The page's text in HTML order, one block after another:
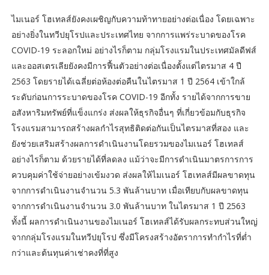
ไมเนอร์ โฮเทลส์ยังคงเผชิญกับความท้าทายอย่างต่อเนื่อง โดยเฉพาะ
อย่างยิ่งในทวีปยุโรปและประเทศไทย จากการแพร่ระบาดของโรค
COVID-19 ระลอกใหม่ อย่างไรก็ตาม กลุ่มโรงแรมในประเทศมัลดีฟส์
และออสเตรเลียยังคงมีการฟื้นตัวอย่างต่อเนื่องตั้งแต่ไตรมาส 4 ปี
2563 โดยรายได้เฉลี่ยต่อห้องต่อคืนในไตรมาส 1 ปี 2564 เข้าใกล้
ระดับก่อนการระบาดของโรค COVID-19 อีกทั้ง รายได้จากการขาย
อสังหาริมทรัพย์ที่แข็งแกร่ง ส่งผลให้ธุรกิจอื่นๆ ที่เกี่ยวข้อมกับธุรกิจ
โรงแรมสามารถสร้างผลกำไรสุทธิติดต่อกันเป็นไตรมาสที่สอง และ
ยังช่วยเสริมสร้างผลการดำเนินงานโดยรวมของไมเนอร์ โฮเทลส์
อย่างไรก็ตาม ด้วยรายได้ที่ลดลง แม้ว่าจะมีการดำเนินมาตรการการ
ควบคุมค่าใช้จ่ายอย่างเข้มงวด ส่งผลให้ไมเนอร์ โฮเทลส์มีผลขาดทุน
จากการดำเนินงานจำนวน 5.3 พันล้านบาท เมื่อเทียบกับผลขาดทุน
จากการดำเนินงานจำนวน 3.0 พันล้านบาท ในไตรมาส 1 ปี 2563
ทั้งนี้ ผลการดำเนินงานของไมเนอร์ โฮเทลส์ได้รับผลกระทบส่วนใหญ่
จากกลุ่มโรงแรมในทวีปยุโรป ซึ่งมีโครงสร้างอัตราการทำกำไรที่ต่ำ
กว่าและต้นทุนค่าเช่าคงที่ที่สูง